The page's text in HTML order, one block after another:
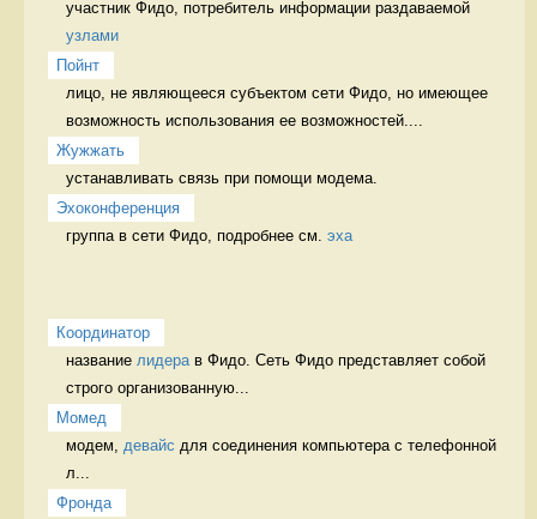
узлами
Пойнт
лицо, не являющееся субъектом сети Фидо, но имеющее
возможность использования ее возможностей....
Жужжать
устанавливать связь при помощи модема.
Эхоконференция
группа в сети Фидо, подробнее см. эха
Координатор
название лидера в Фидо. Сеть Фидо представляет собой
строго организованную...
Момед
модем, девайс для соединения компьютера с телефонной
л...
Фронда